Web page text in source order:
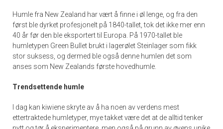
Humle fra New Zealand har vært å finne i øl lenge, og fra den
først ble dyrket profesjonelt på 1840-tallet, tok det ikke mer enn
40 år før den ble eksportert til Europa. På 1970-tallet ble
humletypen Green Bullet brukt i lagerølet Steinlager som fikk
stor suksess, og dermed ble også denne humlen det som
anses som New Zealands første hovedhumle.
Trendsettende humle
I dag kan kiwiene skryte av å ha noen av verdens mest
ettertraktede humletyper, mye takket være det at de alltid tenker